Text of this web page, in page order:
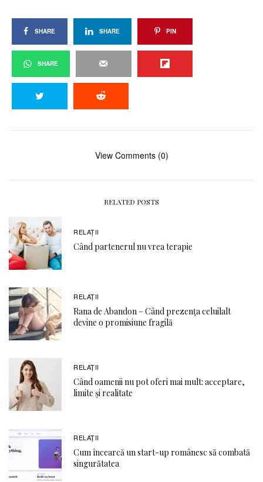
SHARE SHARE PIN
SHARE
View Comments (0)
RELATED POSTS
RELAŢII
Când partenerul nu vrea terapie
RELAŢII
Rana de Abandon – Când prezența celuilalt
devine o promisiune fragilă
RELAŢII
Când oamenii nu pot oferi mai mult: acceptare,
limite și realitate
RELAŢII
Cum încearcă un start-up românesc să combată
singurătatea